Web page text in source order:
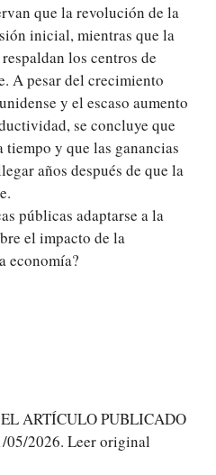
que la revolución de la
inicial, mientras que la
los centros de
A pesar del crecimiento
y el escaso aumento
se concluye que
y que las ganancias
años después de que la
públicas adaptarse a la
el impacto de la
economía?
ARTÍCULO PUBLICADO
05/2026. Leer original